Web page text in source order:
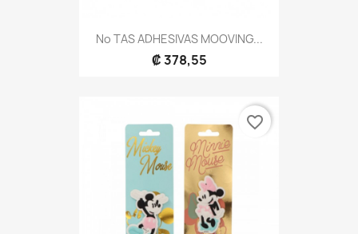
No TAS ADHESIVAS MOOVING...
₡ 378,55
favorite_border